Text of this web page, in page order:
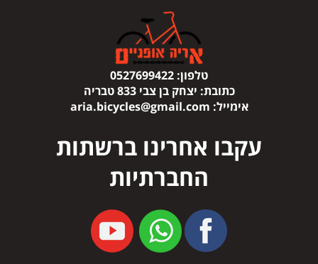
טלפון: 0527699422
כתובת: יצחק בן צבי 833 טבריה
אימייל: aria.bicycles@gmail.com
עקבו אחרינו ברשתות
החברתיות